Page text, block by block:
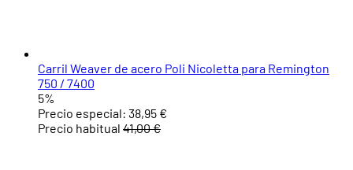
Carril Weaver de acero Poli Nicoletta para Remington
750 / 7400
5%
Precio especial: 38,95 €
Precio habitual 41,00 €